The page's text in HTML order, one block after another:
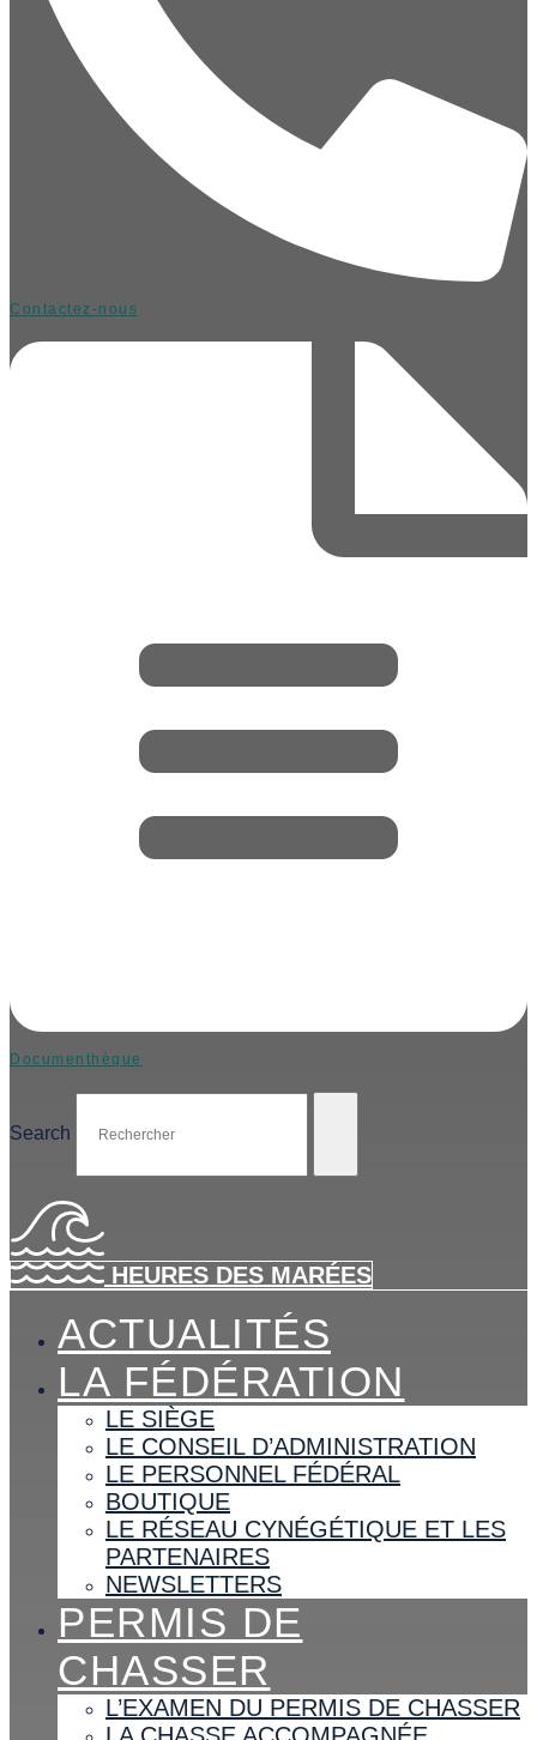
Contactez-nous
Documenthèque
Search
HEURES DES MARÉES
ACTUALITÉS
LA FÉDÉRATION
LE SIÈGE
LE CONSEIL D’ADMINISTRATION
LE PERSONNEL FÉDÉRAL
BOUTIQUE
LE RÉSEAU CYNÉGÉTIQUE ET LES
PARTENAIRES
NEWSLETTERS
PERMIS DE
CHASSER
L’EXAMEN DU PERMIS DE CHASSER